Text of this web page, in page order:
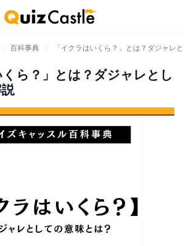
百科事典 「イクラはいくら？」とは？ダジャレ
くら？」とは？ダジャレとし